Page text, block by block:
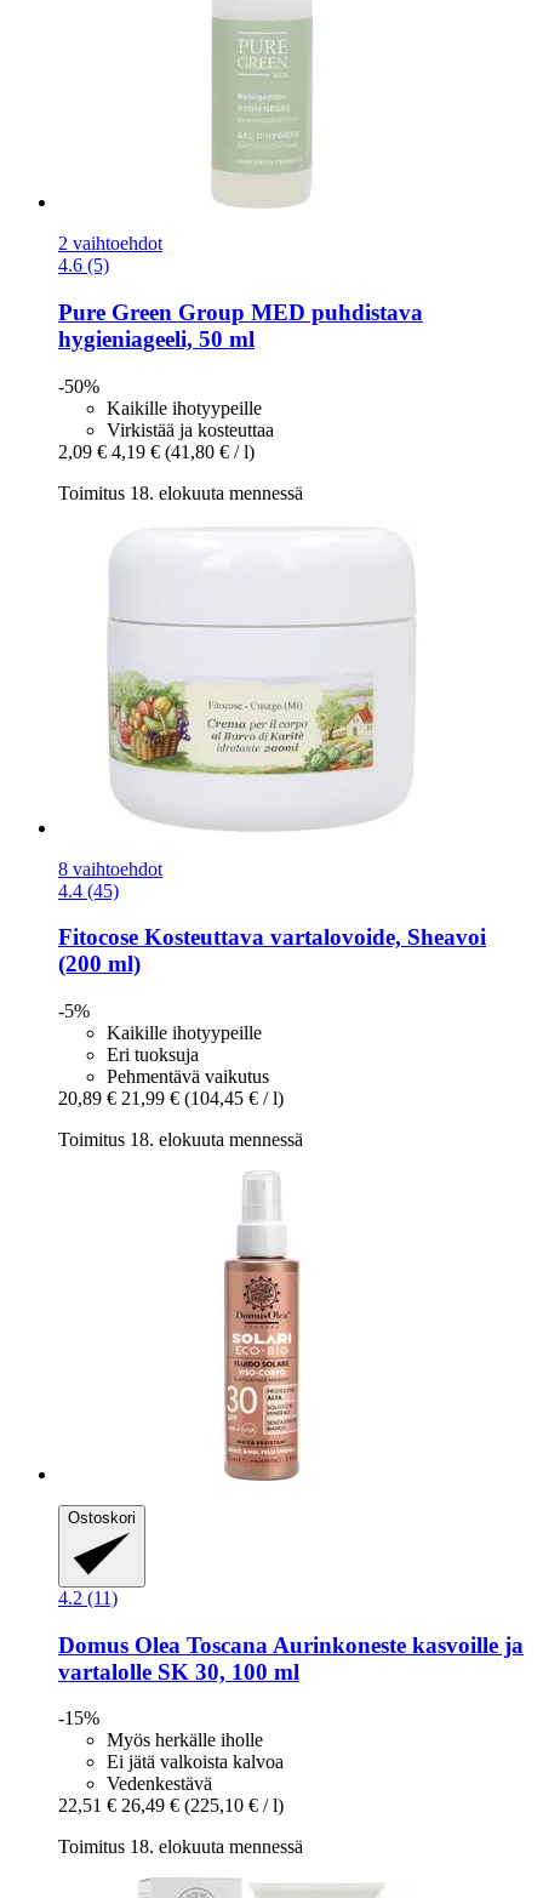
2 vaihtoehdot
4.6 (5)
Pure Green Group MED puhdistava
hygieniageeli, 50 ml
-50%
Kaikille ihotyypeille
Virkistää ja kosteuttaa
2,09 € 4,19 € (41,80 € / l)
Toimitus 18. elokuuta mennessä
8 vaihtoehdot
4.4 (45)
Fitocose Kosteuttava vartalovoide, Sheavoi
(200 ml)
-5%
Kaikille ihotyypeille
Eri tuoksuja
Pehmentävä vaikutus
20,89 € 21,99 € (104,45 € / l)
Toimitus 18. elokuuta mennessä
Ostoskori
4.2 (11)
Domus Olea Toscana Aurinkoneste kasvoille ja
vartalolle SK 30, 100 ml
-15%
Myös herkälle iholle
Ei jätä valkoista kalvoa
Vedenkestävä
22,51 € 26,49 € (225,10 € / l)
Toimitus 18. elokuuta mennessä